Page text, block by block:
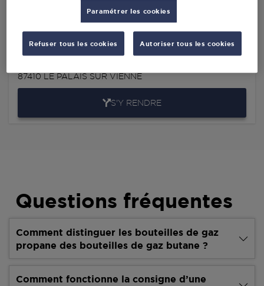
SUPER U DISTRI PALAIS LE PALAIS SUR
VIENNE
87410LE PALAIS SUR VIENNE
S'Y RENDRE
Questions fréquentes
Comment distinguer les bouteilles de gaz
propane des bouteilles de gaz butane ?
Comment fonctionne la consigne d’une
Paramétrer les cookies
Refuser tous les cookies Autoriser tous les cookies